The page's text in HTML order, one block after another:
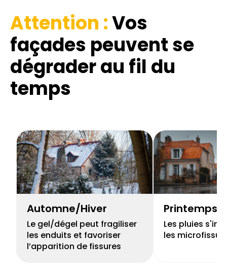
Attention :Vos
façades peuvent se
dégrader au fil du
temps
Automne/Hiver
Le gel/dégel peut fragiliser
les enduits et favoriser
l’apparition de fissures
Printemps
Les pluies
les